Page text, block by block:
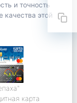
и точность
этой
карта